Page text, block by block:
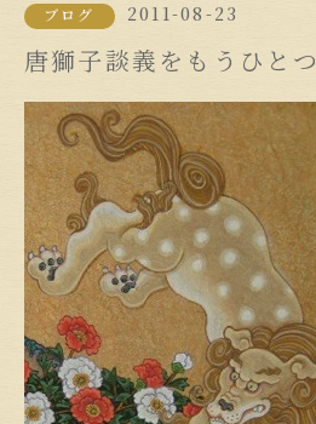
ブログ 2011-08-23
唐獅子談義をもうひとつ